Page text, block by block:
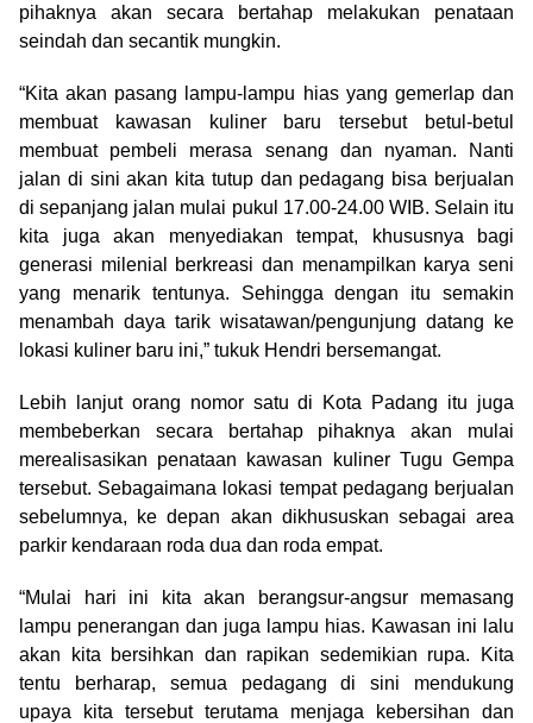
pihaknya akan secara bertahap melakukan penataan
seindah dan secantik mungkin.
“Kita akan pasang lampu-lampu hias yang gemerlap dan
membuat kawasan kuliner baru tersebut betul-betul
membuat pembeli merasa senang dan nyaman. Nanti
jalan di sini akan kita tutup dan pedagang bisa berjualan
di sepanjang jalan mulai pukul 17.00-24.00 WIB. Selain itu
kita juga akan menyediakan tempat, khususnya bagi
generasi milenial berkreasi dan menampilkan karya seni
yang menarik tentunya. Sehingga dengan itu semakin
menambah daya tarik wisatawan/pengunjung datang ke
lokasi kuliner baru ini,” tukuk Hendri bersemangat.
Lebih lanjut orang nomor satu di Kota Padang itu juga
membeberkan secara bertahap pihaknya akan mulai
merealisasikan penataan kawasan kuliner Tugu Gempa
tersebut. Sebagaimana lokasi tempat pedagang berjualan
sebelumnya, ke depan akan dikhususkan sebagai area
parkir kendaraan roda dua dan roda empat.
“Mulai hari ini kita akan berangsur-angsur memasang
lampu penerangan dan juga lampu hias. Kawasan ini lalu
akan kita bersihkan dan rapikan sedemikian rupa. Kita
tentu berharap, semua pedagang di sini mendukung
upaya kita tersebut terutama menjaga kebersihan dan